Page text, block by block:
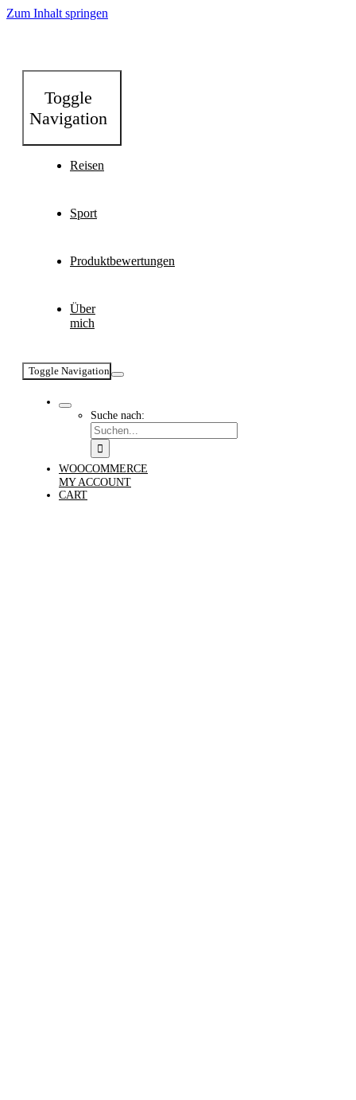
Zum Inhalt springen
Toggle
Navigation
Reisen
Sport
Produktbewertungen
Über
mich
Toggle Navigation
Suche nach:
WOOCOMMERCE
MY ACCOUNT
CART